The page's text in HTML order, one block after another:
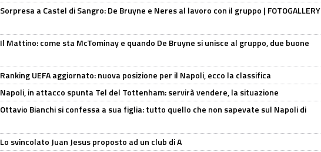
Sorpresa a Castel di Sangro: De Bruyne e Neres al lavoro con il gruppo | FOTOGALLERY
Il Mattino: come sta McTominay e quando De Bruyne si unisce al gruppo, due buone
Ranking UEFA aggiornato: nuova posizione per il Napoli, ecco la classifica
Napoli, in attacco spunta Tel del Tottenham: servirà vendere, la situazione
Ottavio Bianchi si confessa a sua figlia: tutto quello che non sapevate sul Napoli di
Lo svincolato Juan Jesus proposto ad un club di A